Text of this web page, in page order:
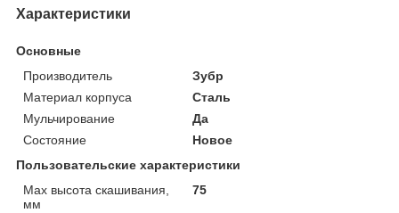
Характеристики
Основные
Производитель
Зубр
Материал корпуса
Сталь
Мульчирование
Да
Состояние
Новое
Пользовательские характеристики
Max высота скашивания,
мм
75